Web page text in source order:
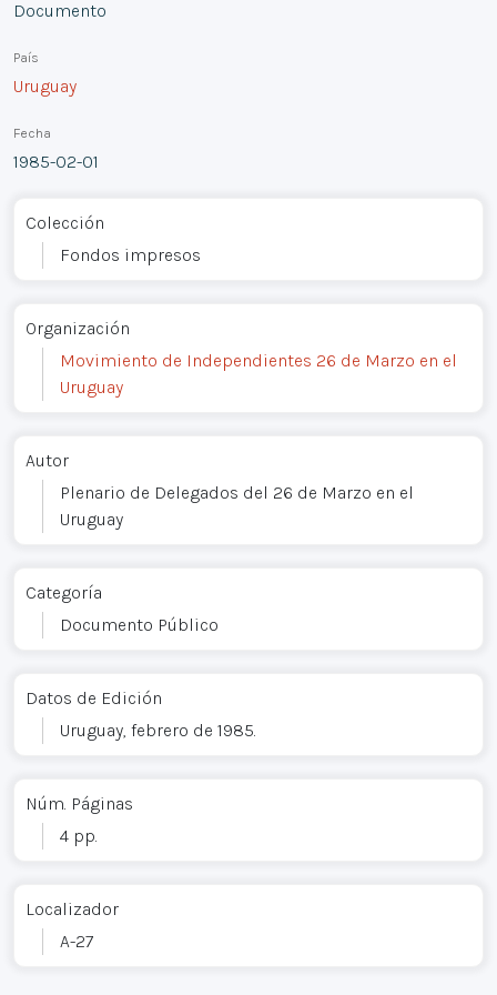
Documento
País
Uruguay
Fecha
1985-02-01
Colección
Fondos impresos
Organización
Movimiento de Independientes 26 de Marzo en el
Uruguay
Autor
Plenario de Delegados del 26 de Marzo en el
Uruguay
Categoría
Documento Público
Datos de Edición
Uruguay, febrero de 1985.
Núm. Páginas
4 pp.
Localizador
A-27